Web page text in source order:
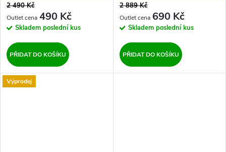
2 490 Kč
490 Kč
Skladem poslední kus
PŘIDAT DO KOŠÍKU
2 889 Kč
690 Kč
Skladem poslední kus
PŘIDAT DO KOŠÍKU
Výprodej